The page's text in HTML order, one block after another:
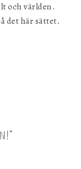
och världen.
det här sättet.
”